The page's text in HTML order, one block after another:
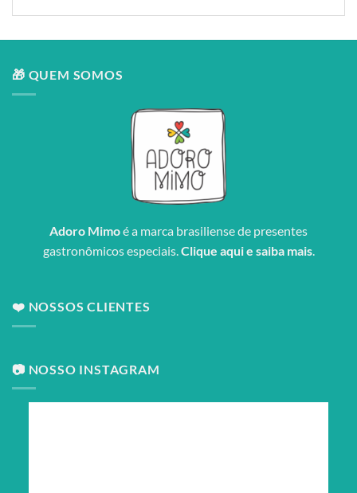
🎁 QUEM SOMOS
Adoro Mimoé a marca brasiliense de presentes
gastronômicos especiais.Clique aqui e saiba mais.
❤️ NOSSOS CLIENTES
📷 NOSSO INSTAGRAM